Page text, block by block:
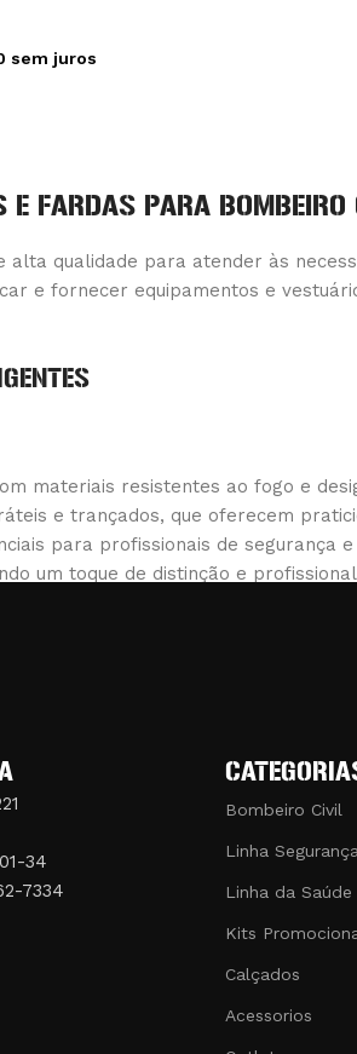
sem juros
FARDAS PARA
qualidade para atender às
e fornecer equipamentos e
materiais resistentes ao fogo e
e trançados, que oferecem
para profissionais de segurança
um toque de distinção e
a sua performance com produtos
garantindo sempre a
34
7334
Bombeiro Civil
Linha
Linha da Saúde
Kits
Calçados
Acessorios